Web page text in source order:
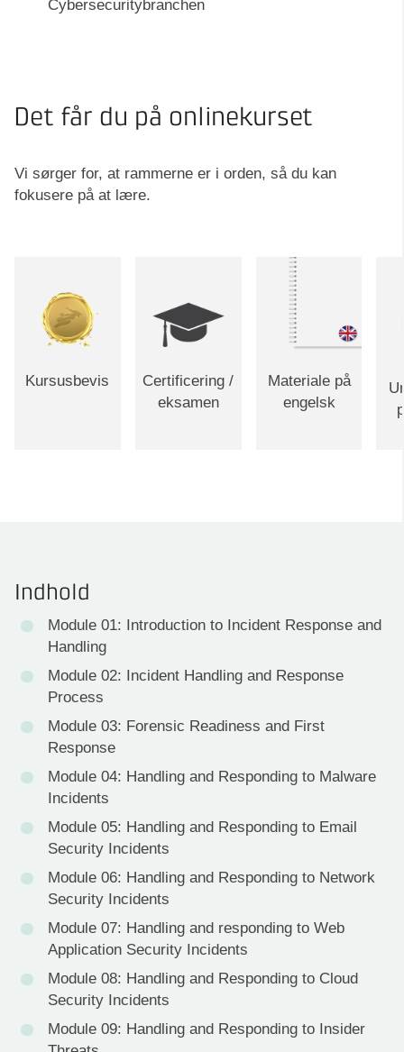
Cybersecuritybranchen
Det får du på onlinekurset
Vi sørger for, at rammerne er i orden, så du kan
fokusere på at lære.
Kursusbevis
Certificering /
eksamen
Materiale på
engelsk
Indhold
Module 01: Introduction to Incident Response and
Handling
Module 02: Incident Handling and Response
Process
Module 03: Forensic Readiness and First
Response
Module 04: Handling and Responding to Malware
Incidents
Module 05: Handling and Responding to Email
Security Incidents
Module 06: Handling and Responding to Network
Security Incidents
Module 07: Handling and responding to Web
Application Security Incidents
Module 08: Handling and Responding to Cloud
Security Incidents
Module 09: Handling and Responding to Insider